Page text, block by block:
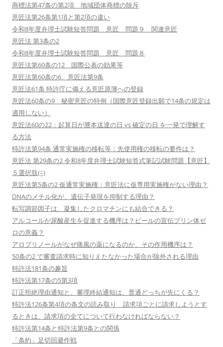
商標法第47条の第2項 地域団体商標の除斥
意匠法第26条第1項と第2項の違い
令和8年度弁理士試験短答問題 意匠 問題９ 関連意匠
意匠法 第3条の2
令和8年度弁理士試験短答問題 意匠 問題８
意匠法第60条の12 国際公表の効果等
意匠法第60条の6、意匠法第9条
意匠法61条 特許庁に備える意匠原簿への登録
意匠法60条の9 秘密意匠の特例（国際意匠登録出願で14条の規定は
適用しない）
意匠法60の22：起算日が謄本送達の日 vs 確定の日 を一発で理解す
る方法
特許法第94条 通常実施権の移転等：先使用権の移転の要件は？
意匠法 第29条の2 令和8年度弁理士試験短答式筆記試験問題【意匠】
５選択肢(ﾆ)
意匠法第5条の2 仮通常実施権：意匠法に仮専用実施権がない理由？
DNAのメチル化が、遺伝子発現を抑制する理由？
転写調節因子は、凝集したクロマチンにも結合できる？
アルコールが尿酸産生を促進する機序は？ビールの宣伝プリン体ゼ
ロの意義？
アロプリノールがなぜ痛風の薬になるのか、その作用機序は？
50条の2 で審査請求時に知りえたなかった場合が除外される理由
特許法181条の趣旨
特許法第17条の5第3項
訂正拒絶理由通知と、審理終結通知は、普通どっちが先にくる？
特許法126条第4項の条文の読み取り 請求項ごとに請求しようとす
るときは、請求項の全てについて行わなければならない？
特許法第14条と特許法第9条との関係
「条約」足切回避作戦